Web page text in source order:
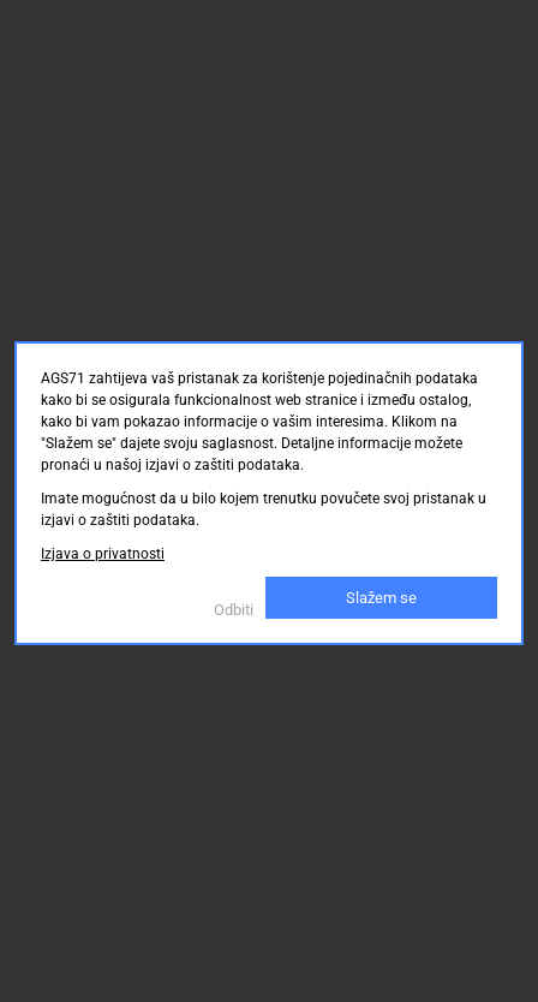
AGS71 zahtijeva vaš pristanak za korištenje pojedinačnih podataka
kako bi se osigurala funkcionalnost web stranice i između ostalog,
kako bi vam pokazao informacije o vašim interesima. Klikom na
"Slažem se" dajete svoju saglasnost. Detaljne informacije možete
pronaći u našoj izjavi o zaštiti podataka.
Imate mogućnost da u bilo kojem trenutku povučete svoj pristanak u
izjavi o zaštiti podataka.
Izjava o privatnosti
Odbiti
Slažem se